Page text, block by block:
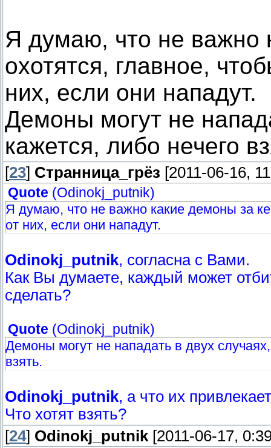
Я думаю, что не важно
охотятся, главное,
них, если они нападут.
Демоны могут не
кажется, либо нечего
[23] Странница_грёз [2011-06-16,
Quote (Odinokj_putnik)
Я думаю, что не важно какие демоны за
от них, если они нападут.
Odinokj_putnik, согласна с Вами.
Как Вы думаете, каждый может
сделать?
Quote (Odinokj_putnik)
Демоны могут не нападать в двух
взять.
Odinokj_putnik, а что их
Что хотят взять?
[24] Odinokj_putnik [2011-06-17,